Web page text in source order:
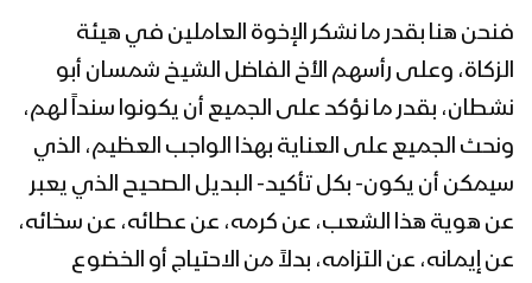
فنحن هنا بقدر ما نشكر الإخوة العاملين في هيئة
الزكاة، وعلى رأسهم الأخ الفاضل الشيخ شمسان أبو
نشطان، بقدر ما نؤكد على الجميع أن يكونوا سنداً لهم،
ونحث الجميع على العناية بهذا الواجب العظيم، الذي
سيمكن أن يكون- بكل تأكيد- البديل الصحيح الذي يعبر
عن هوية هذا الشعب، عن كرمه، عن عطائه، عن سخائه،
عن إيمانه، عن التزامه، بدلاً من الاحتياج أو الخضوع